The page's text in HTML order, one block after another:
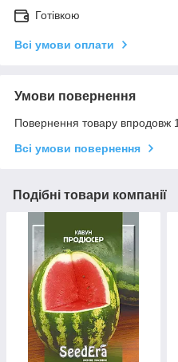
Готівкою
Всі умови оплати
Умови повернення
Повернення товару впродовж
Всі умови повернення
Подібні товари компанії